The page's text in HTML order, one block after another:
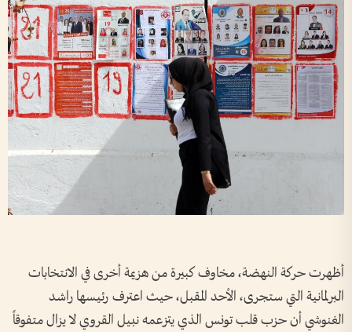
أظهرت حركة النهضة، مخاوف كبيرة من هزيمة أخرى في الانتخابات
البرلمانية التي ستجرى، الأحد المقبل، حيث اعترف رئيسها راشد
الغنوشي أن حزب قلب تونس الذي يتزعمه نبيل القروي لا يزال متفوقاً